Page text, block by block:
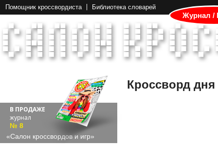
Помощник кроссвордиста Библиотека словарей
Журнал /
В ПРОДАЖЕ
журнал
№ 8
«Салон кроссвордов и игр»
Кроссворд дня